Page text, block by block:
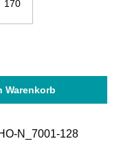
170
Warenkorb
N_7001-128